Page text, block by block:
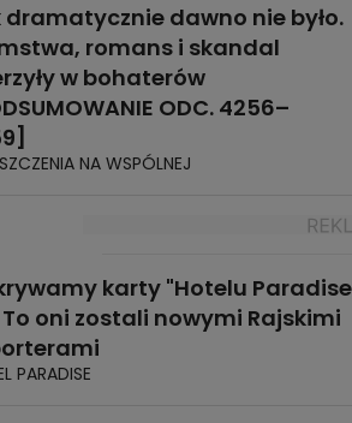
dramatycznie dawno nie było.
romans i skandal
w bohaterów
ODC. 4256–
NA WSPÓLNEJ
karty "Hotelu Paradise
To oni zostali nowymi Rajskimi
PARADISE